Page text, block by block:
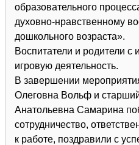
образовательного
духовно-нравственному
дошкольного возраста».
Воспитатели и родители с
игровую деятельность.
В завершении
Олеговна Вольф и
Анатольевна Самарина
сотрудничество,
к работе, поздравили с